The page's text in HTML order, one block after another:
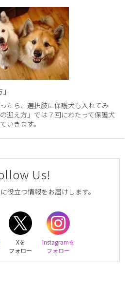
たら、選択肢に保護犬も入れてみ
迎え方」では７回にわたって保護犬
いきます。
Us!
役立つ情報をお届けします。
Xを
フォロー
Instagramを
フォロー